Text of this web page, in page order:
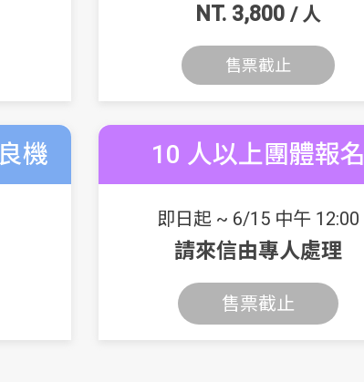
NT. 3,800 / 人
售票截止
機 10 人以上團體報名
即日起 ~ 6/15 中午 12:00
請來信由專人處理
售票截止